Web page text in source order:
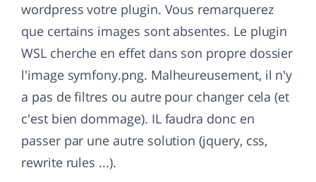
wordpress votre plugin. Vous remarquerez
que certains images sont absentes. Le plugin
WSL cherche en effet dans son propre dossier
l'image symfony.png. Malheureusement, il n'y
a pas de filtres ou autre pour changer cela (et
c'est bien dommage). IL faudra donc en
passer par une autre solution (jquery, css,
rewrite rules ...).